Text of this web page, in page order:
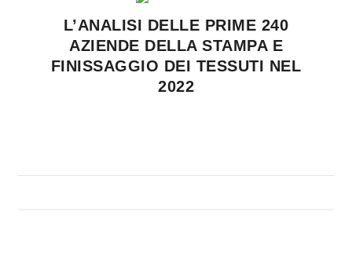
L’ANALISI DELLE PRIME 240
AZIENDE DELLA STAMPA E
FINISSAGGIO DEI TESSUTI NEL
2022